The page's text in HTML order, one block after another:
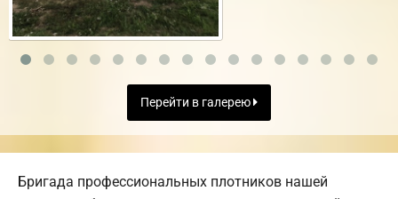
Перейти в галерею
Бригада профессиональных плотников нашей